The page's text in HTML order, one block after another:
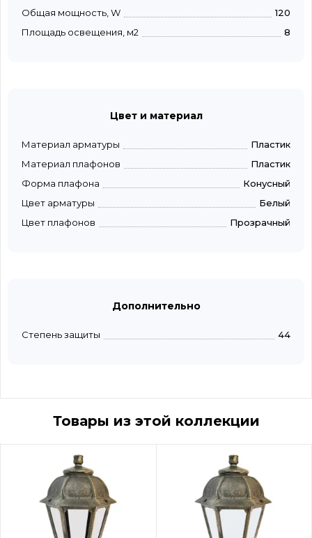
Общая мощность, W
120
Площадь освещения, м2
8
Цвет и материал
Материал арматуры
Пластик
Материал плафонов
Пластик
Форма плафона
Конусный
Цвет арматуры
Белый
Цвет плафонов
Прозрачный
Дополнительно
Степень защиты 44
Товары из этой коллекции